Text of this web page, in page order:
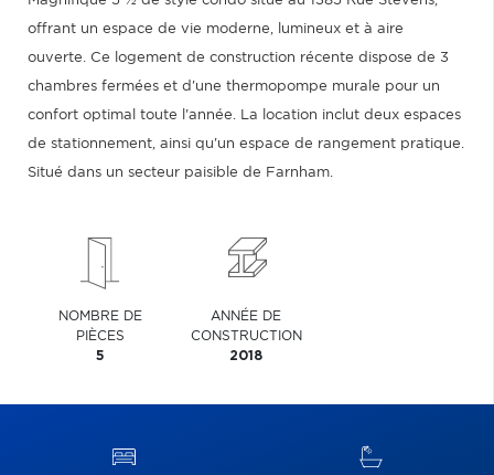
offrant un espace de vie moderne, lumineux et à aire
ouverte. Ce logement de construction récente dispose de 3
chambres fermées et d'une thermopompe murale pour un
confort optimal toute l'année. La location inclut deux espaces
de stationnement, ainsi qu'un espace de rangement pratique.
Situé dans un secteur paisible de Farnham.
NOMBRE DE
PIÈCES
5
ANNÉE DE
CONSTRUCTION
2018